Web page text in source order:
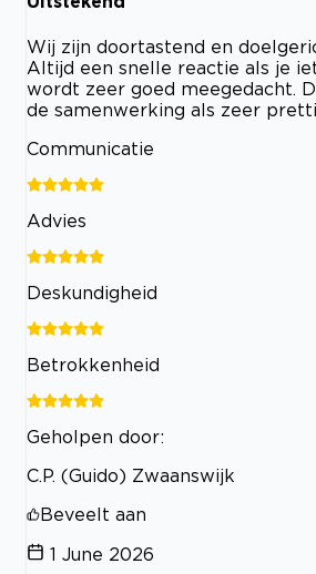
Wij zijn doortastend en
Altijd een snelle reactie als je
wordt zeer goed meegedacht.
de samenwerking als zeer
Communicatie
Advies
Deskundigheid
Betrokkenheid
Geholpen door:
C.P. (Guido) Zwaanswijk
Beveelt aan
1 June 2026